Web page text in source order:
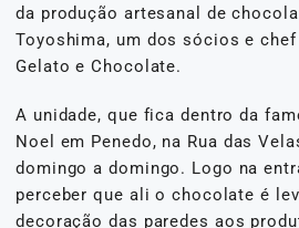
da produção artesanal de
Toyoshima, um dos sócios e
Gelato e Chocolate.
A unidade, que fica dentro da
Noel em Penedo, na Rua das
domingo a domingo. Logo na
perceber que ali o chocolate é
decoração das paredes aos